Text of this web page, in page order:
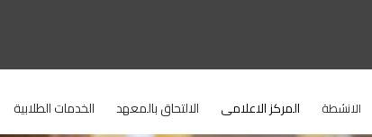
الخدمات الطلابية الالتحاق بالمعهد المركز الاعلامى الانشطة